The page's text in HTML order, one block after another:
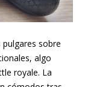
sobre
algo
royale. La